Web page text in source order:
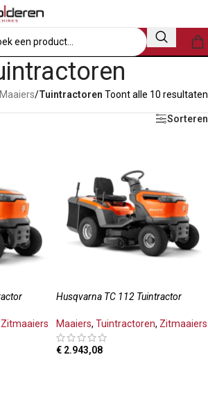
Maaiers/Tuintractoren Toont alle 10 resultaten
Sorteren
Zitmaaiers
Husqvarna TC 112 Tuintractor
Maaiers, Tuintractoren, Zitmaaiers
€ 2.943,08